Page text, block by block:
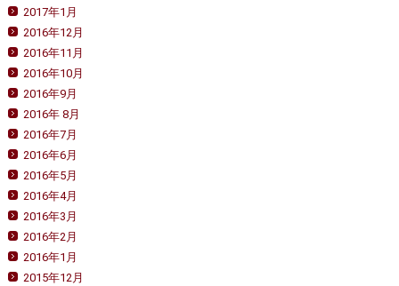
2017年1月
2016年12月
2016年11月
2016年10月
2016年9月
2016年 8月
2016年7月
2016年6月
2016年5月
2016年4月
2016年3月
2016年2月
2016年1月
2015年12月